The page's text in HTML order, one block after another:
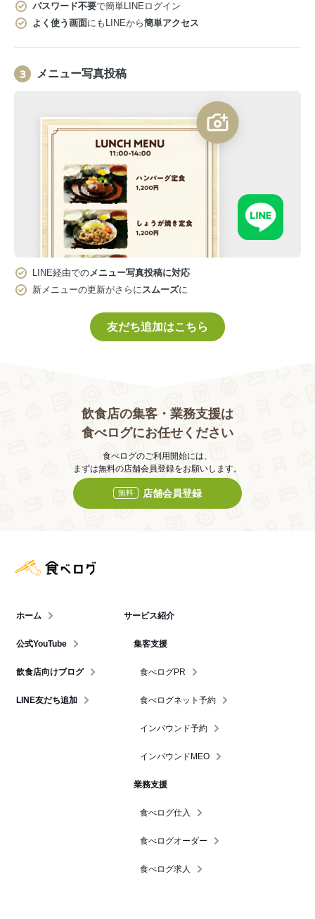
パスワード不要で簡単LINEログイン
よく使う画面にもLINEから簡単アクセス
メニュー写真投稿
LINE経由でのメニュー写真投稿に対応
新メニューの更新がさらにスムーズに
友だち追加はこちら
飲食店の集客・業務支援は
食べログにお任せください
食べログのご利用開始には、
まずは無料の店舗会員登録をお願いします。
無料 店舗会員登録
ホーム
公式YouTube
飲食店向けブログ
LINE友だち追加
サービス紹介
集客支援
食べログPR
食べログネット予約
インバウンド予約
インバウンドMEO
業務支援
食べログ仕入
食べログオーダー
食べログ求人